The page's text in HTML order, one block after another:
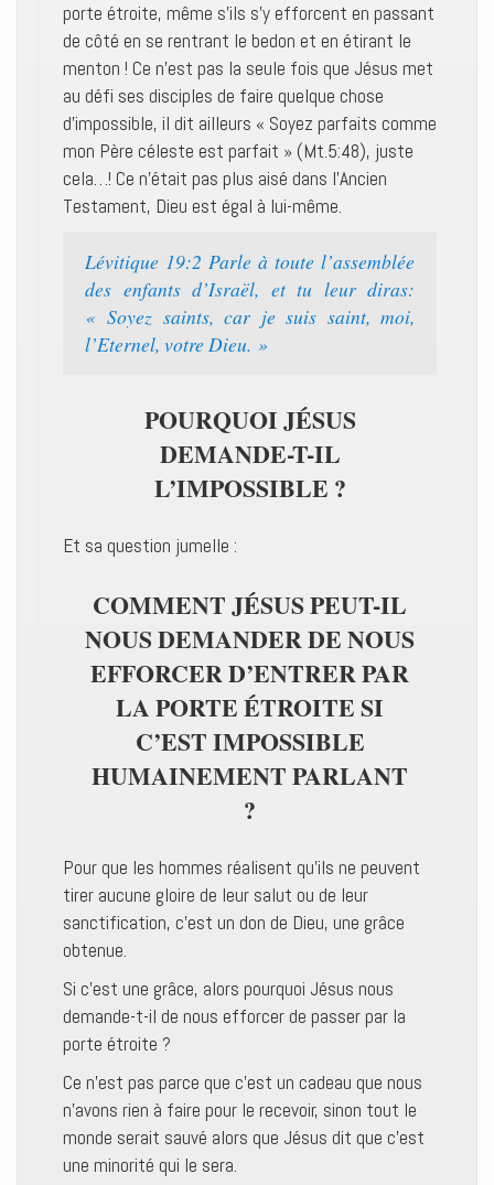
porte étroite, même s’ils s’y efforcent en passant
de côté en se rentrant le bedon et en étirant le
menton ! Ce n’est pas la seule fois que Jésus met
au défi ses disciples de faire quelque chose
d’impossible, il dit ailleurs « Soyez parfaits comme
mon Père céleste est parfait » (Mt.5:48), juste
cela…! Ce n’était pas plus aisé dans l’Ancien
Testament, Dieu est égal à lui-même.
Lévitique 19:2 Parle à toute l’assemblée
des enfants d’Israël, et tu leur diras:
« Soyez saints, car je suis saint, moi,
l’Eternel, votre Dieu. »
POURQUOI JÉSUS
DEMANDE-T-IL
L’IMPOSSIBLE ?
Et sa question jumelle :
COMMENT JÉSUS PEUT-IL
NOUS DEMANDER DE NOUS
EFFORCER D’ENTRER PAR
LA PORTE ÉTROITE SI
C’EST IMPOSSIBLE
HUMAINEMENT PARLANT
?
Pour que les hommes réalisent qu’ils ne peuvent
tirer aucune gloire de leur salut ou de leur
sanctification, c’est un don de Dieu, une grâce
obtenue.
Si c’est une grâce, alors pourquoi Jésus nous
demande-t-il de nous efforcer de passer par la
porte étroite ?
Ce n’est pas parce que c’est un cadeau que nous
n’avons rien à faire pour le recevoir, sinon tout le
monde serait sauvé alors que Jésus dit que c’est
une minorité qui le sera.